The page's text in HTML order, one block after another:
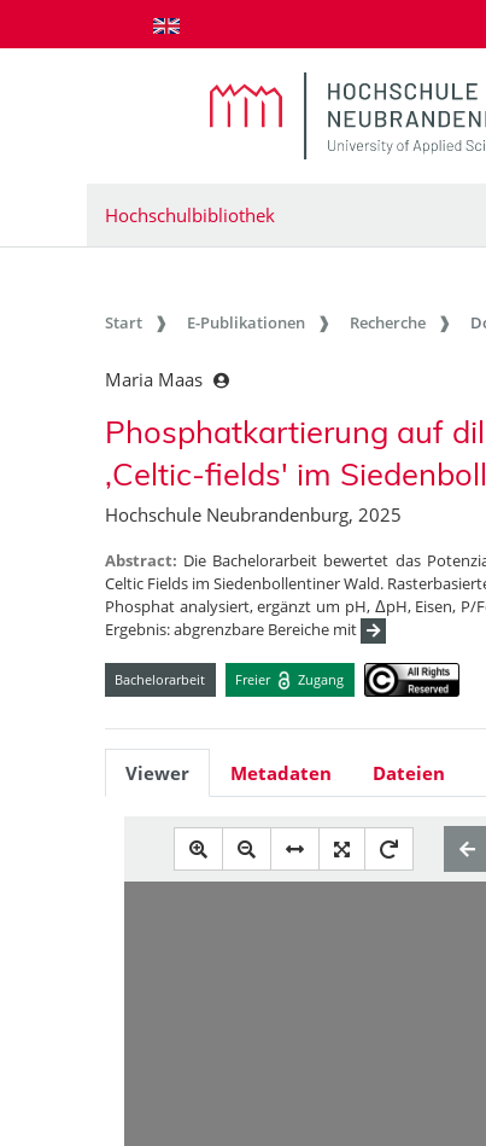
zum Inhalt springen
Hochschulbibliothek
Start E-Publikationen Recherche
Maria Maas
Phosphatkartierung auf
‚Celtic-fields' im
Hochschule Neubrandenburg, 2025
Abstract: Die Bachelorarbeit bewertet das
Celtic Fields im Siedenbollentiner Wald.
Phosphat analysiert, ergänzt um pH, ΔpH, Eisen, P/
Ergebnis: abgrenzbare Bereiche mit
Bachelorarbeit Freier Zugang
Viewer Metadaten Dateien